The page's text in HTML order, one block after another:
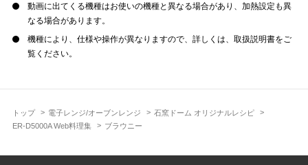
トップ 電子レンジ/オーブンレンジ
石窯ドーム オリジナルレシピ
ER-D5000A Web料理集
ブラウニー
動画に出てくる機種はお使いの機種と異なる場合があり、加熱設定も異
なる場合があります。
機種により、仕様や操作が異なりますので、詳しくは、取扱説明書をご
覧ください。